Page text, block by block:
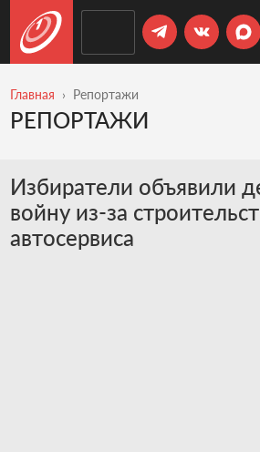
Главная Репортажи
РЕПОРТАЖИ
Избиратели объявили
войну из-за
автосервиса